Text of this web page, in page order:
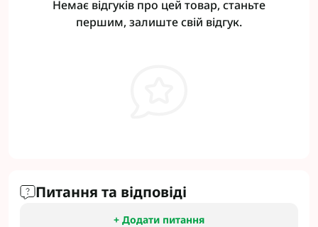
Немає відгуків про цей товар, станьте
першим, залиште свій відгук.
Питання та відповіді
+ Додати питання